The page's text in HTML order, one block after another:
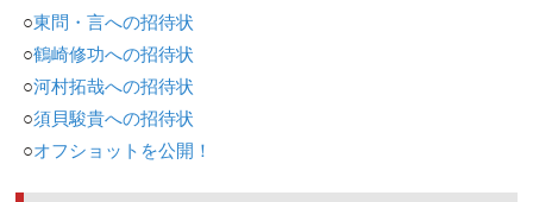
○東問・言への招待状
○鶴崎修功への招待状
○河村拓哉への招待状
○須貝駿貴への招待状
○オフショットを公開！